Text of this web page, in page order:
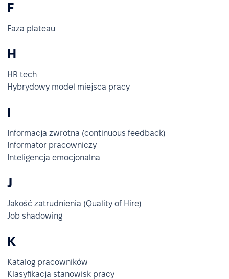
F
Faza plateau
H
HR tech
Hybrydowy model miejsca pracy
I
Informacja zwrotna (continuous feedback)
Informator pracowniczy
Inteligencja emocjonalna
J
Jakość zatrudnienia (Quality of Hire)
Job shadowing
K
Katalog pracowników
Klasyfikacja stanowisk pracy